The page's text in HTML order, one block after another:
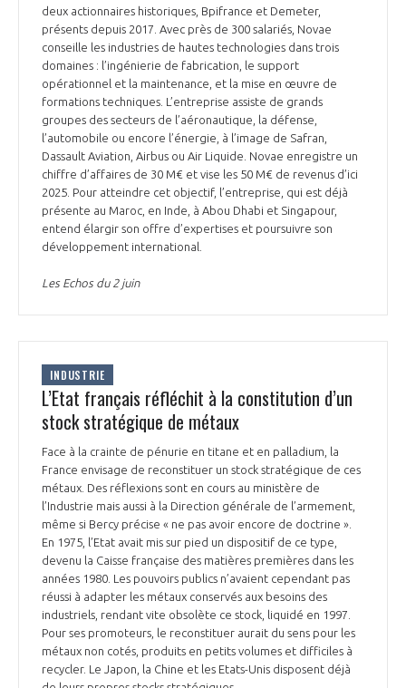
deux actionnaires historiques, Bpifrance et Demeter,
présents depuis 2017. Avec près de 300 salariés, Novae
conseille les industries de hautes technologies dans trois
domaines : l’ingénierie de fabrication, le support
opérationnel et la maintenance, et la mise en œuvre de
formations techniques. L’entreprise assiste de grands
groupes des secteurs de l’aéronautique, la défense,
l’automobile ou encore l’énergie, à l’image de Safran,
Dassault Aviation, Airbus ou Air Liquide. Novae enregistre un
chiffre d’affaires de 30 M€ et vise les 50 M€ de revenus d’ici
2025. Pour atteindre cet objectif, l’entreprise, qui est déjà
présente au Maroc, en Inde, à Abou Dhabi et Singapour,
entend élargir son offre d’expertises et poursuivre son
développement international.
Les Echos du 2 juin
INDUSTRIE
L’Etat français réfléchit à la constitution d’un
stock stratégique de métaux
Face à la crainte de pénurie en titane et en palladium, la
France envisage de reconstituer un stock stratégique de ces
métaux. Des réflexions sont en cours au ministère de
l’Industrie mais aussi à la Direction générale de l’armement,
même si Bercy précise « ne pas avoir encore de doctrine ».
En 1975, l’Etat avait mis sur pied un dispositif de ce type,
devenu la Caisse française des matières premières dans les
années 1980. Les pouvoirs publics n’avaient cependant pas
réussi à adapter les métaux conservés aux besoins des
industriels, rendant vite obsolète ce stock, liquidé en 1997.
Pour ses promoteurs, le reconstituer aurait du sens pour les
métaux non cotés, produits en petits volumes et difficiles à
recycler. Le Japon, la Chine et les Etats-Unis disposent déjà